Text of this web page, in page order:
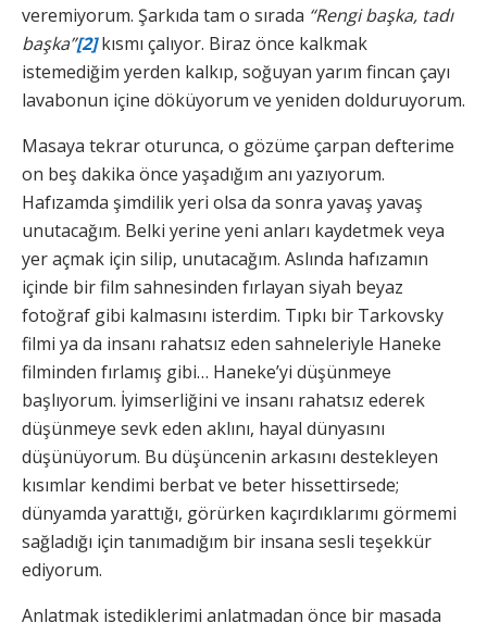
veremiyorum. Şarkıda tam o sırada “Rengi başka, tadı
başka”[2]kısmı çalıyor. Biraz önce kalkmak
istemediğim yerden kalkıp, soğuyan yarım fincan çayı
lavabonun içine döküyorum ve yeniden dolduruyorum.
Masaya tekrar oturunca, o gözüme çarpan defterime
on beş dakika önce yaşadığım anı yazıyorum.
Hafızamda şimdilik yeri olsa da sonra yavaş yavaş
unutacağım. Belki yerine yeni anları kaydetmek veya
yer açmak için silip, unutacağım. Aslında hafızamın
içinde bir film sahnesinden fırlayan siyah beyaz
fotoğraf gibi kalmasını isterdim. Tıpkı bir Tarkovsky
filmi ya da insanı rahatsız eden sahneleriyle Haneke
filminden fırlamış gibi… Haneke’yi düşünmeye
başlıyorum. İyimserliğini ve insanı rahatsız ederek
düşünmeye sevk eden aklını, hayal dünyasını
düşünüyorum. Bu düşüncenin arkasını destekleyen
kısımlar kendimi berbat ve beter hissettirsede;
dünyamda yarattığı, görürken kaçırdıklarımı görmemi
sağladığı için tanımadığım bir insana sesli teşekkür
ediyorum.
Anlatmak istediklerimi anlatmadan önce bir masada